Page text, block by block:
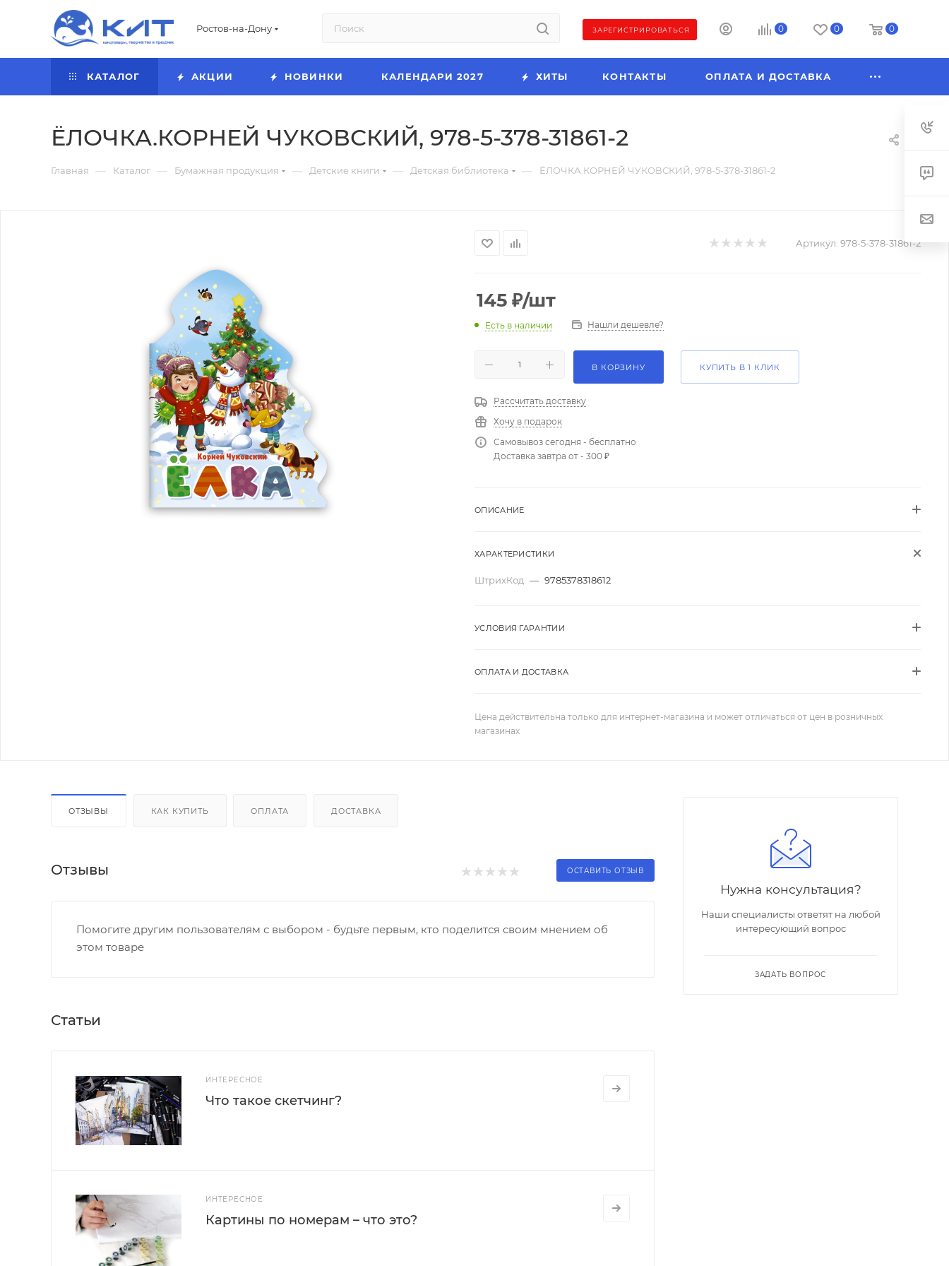
Ростов-на-Дону ЗАРЕГИСТРИРОВАТЬСЯ 0 0 0
КАТАЛОГ АКЦИИ НОВИНКИ КАЛЕНДАРИ 2027 ХИТЫ КОНТАКТЫ ОПЛАТА И ДОСТАВКА
ЁЛОЧКА.КОРНЕЙ ЧУКОВСКИЙ, 978-5-378-31861-2
Главная — Каталог — Бумажная продукция — Детские книги — Детская библиотека — ЁЛОЧКА.КОРНЕЙ ЧУКОВСКИЙ, 978-5-378-31861-2
Артикул: 978-5-378-31861-2
145 ₽/шт
Есть в наличии Нашли дешевле?
В КОРЗИНУ КУПИТЬ В 1 КЛИК
Рассчитать доставку
Хочу в подарок
Самовывоз сегодня - бесплатно
Доставка завтра от - 300 ₽
ОПИСАНИЕ
ХАРАКТЕРИСТИКИ
ШтрихКод — 9785378318612
УСЛОВИЯ ГАРАНТИИ
ОПЛАТА И ДОСТАВКА
Цена действительна только для интернет-магазина и может отличаться от цен в розничных
магазинах
ОТЗЫВЫ КАК КУПИТЬ ОПЛАТА ДОСТАВКА
Отзывы ОСТАВИТЬ ОТЗЫВ
Помогите другим пользователям с выбором - будьте первым, кто поделится своим мнением об
этом товаре
Статьи
ИНТЕРЕСНОЕ
Что такое скетчинг?
ИНТЕРЕСНОЕ
Картины по номерам – что это?
Нужна консультация?
Наши специалисты ответят на любой
интересующий вопрос
ЗАДАТЬ ВОПРОС